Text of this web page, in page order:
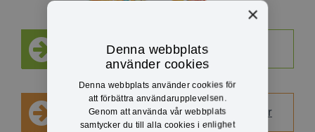
Anmälan till kulturskolan
Länk till inloggning för befintliga elever
×
Denna webbplats
använder cookies
Denna webbplats använder cookies för
att förbättra användarupplevelsen.
Genom att använda vår webbplats
samtycker du till alla cookies i enlighet